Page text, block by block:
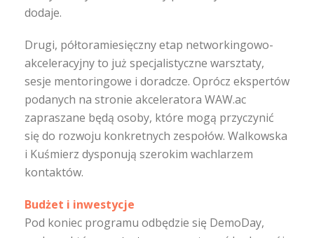
dodaje.
Drugi, półtoramiesięczny etap networkingowo-
akceleracyjny to już specjalistyczne warsztaty,
sesje mentoringowe i doradcze. Oprócz ekspertów
podanych na stronie akceleratora WAW.ac
zapraszane będą osoby, które mogą przyczynić
się do rozwoju konkretnych zespołów. Walkowska
i Kuśmierz dysponują szerokim wachlarzem
kontaktów.
Budżet i inwestycje
Pod koniec programu odbędzie się DemoDay,